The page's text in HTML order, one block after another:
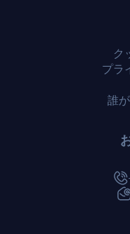
ク
プラ
誰